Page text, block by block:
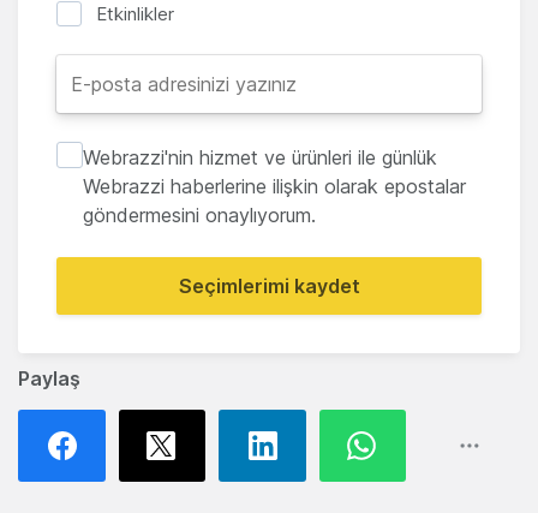
Paylaş
Etkinlikler
Webrazzi'nin hizmet ve ürünleri ile günlük
Webrazzi haberlerine ilişkin olarak epostalar
göndermesini onaylıyorum.
Seçimlerimi kaydet